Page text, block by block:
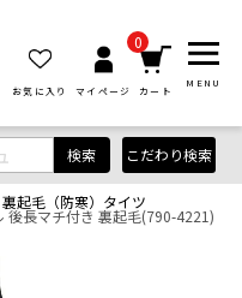
お気に入り マイページ
0
カート
MENU
検索 こだわり検索
裏起毛（防寒）タイツ
後長マチ付き 裏起毛(790-4221)